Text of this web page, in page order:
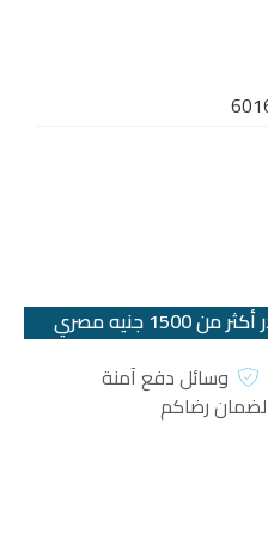
جنيه مصري
وسائل دفع آمنة
رضاكم